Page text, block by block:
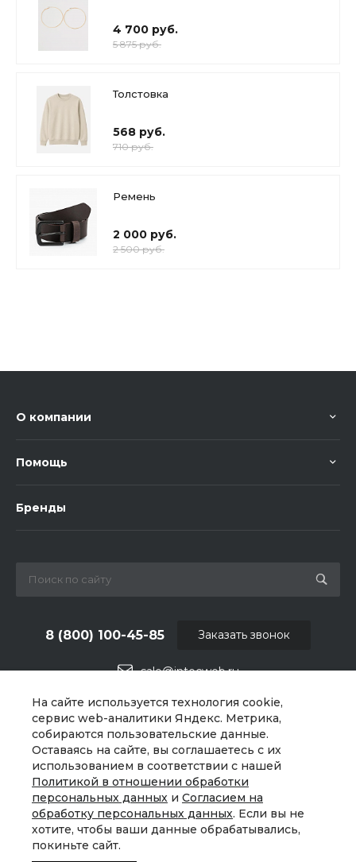
На сайте используется технология cookie,
сервис web-аналитики Яндекс. Метрика,
собираются пользовательские данные.
Оставаясь на сайте, вы соглашаетесь с их
использованием в соответствии с нашей
Политикой в отношении обработки
персональных данных и Согласием на
обработку персональных данных. Если вы не
хотите, чтобы ваши данные обрабатывались,
покиньте сайт.
4 700 руб.
5 875 руб.
Толстовка
568 руб.
710 руб.
Ремень
2 000 руб.
2 500 руб.
О компании
Помощь
Бренды
sale@intecweb.ru
8 (800) 100-45-85
г. Челябинск, ул.Свободы, д.93, оф. 6
Заказать звонок